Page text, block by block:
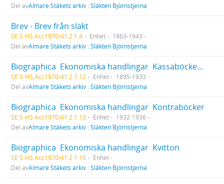
Del avAlmare Stäkets arkiv : Släkten Björnstjerna
Brev - Brev från släkt
SE S-HS Acc1970/41:2:1:4 Enhet
1863-1943
Del avAlmare Stäkets arkiv : Släkten Björnstjerna
Biographica  Ekonomiska handlingar  Kassaböcker och inkomst/utgiftsböcker
SE S-HS Acc1970/41:2:1:12 Enhet
1895-1933
Del avAlmare Stäkets arkiv : Släkten Björnstjerna
Biographica  Ekonomiska handlingar  Kontraböcker
SE S-HS Acc1970/41:2:1:13 Enhet
1932-1936
Del avAlmare Stäkets arkiv : Släkten Björnstjerna
Biographica  Ekonomiska handlingar  Kvitton
SE S-HS Acc1970/41:2:1:15
Enhet
Del avAlmare Stäkets arkiv : Släkten Björnstjerna